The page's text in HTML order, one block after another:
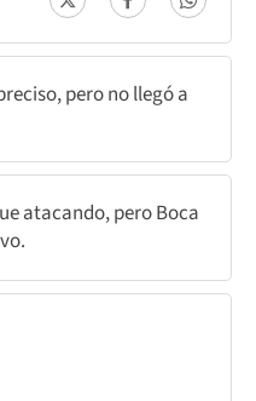
pero no llegó a
atacando, pero Boca